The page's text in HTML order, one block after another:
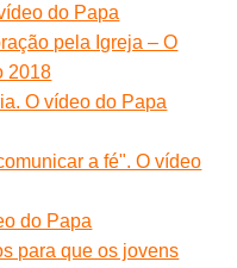
do Papa
pela Igreja – O
2018
O vídeo do Papa
a fé". O vídeo
do Papa
para que os jovens